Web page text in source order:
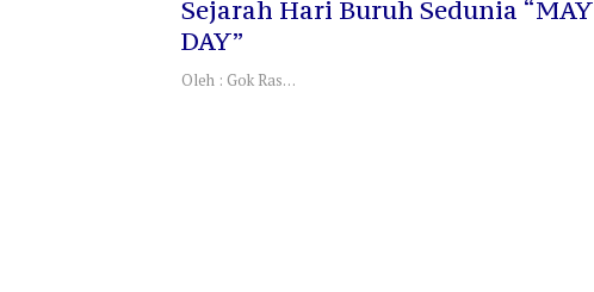
Sejarah Hari Buruh Sedunia “MAY
DAY”
Oleh : Gok Ras…